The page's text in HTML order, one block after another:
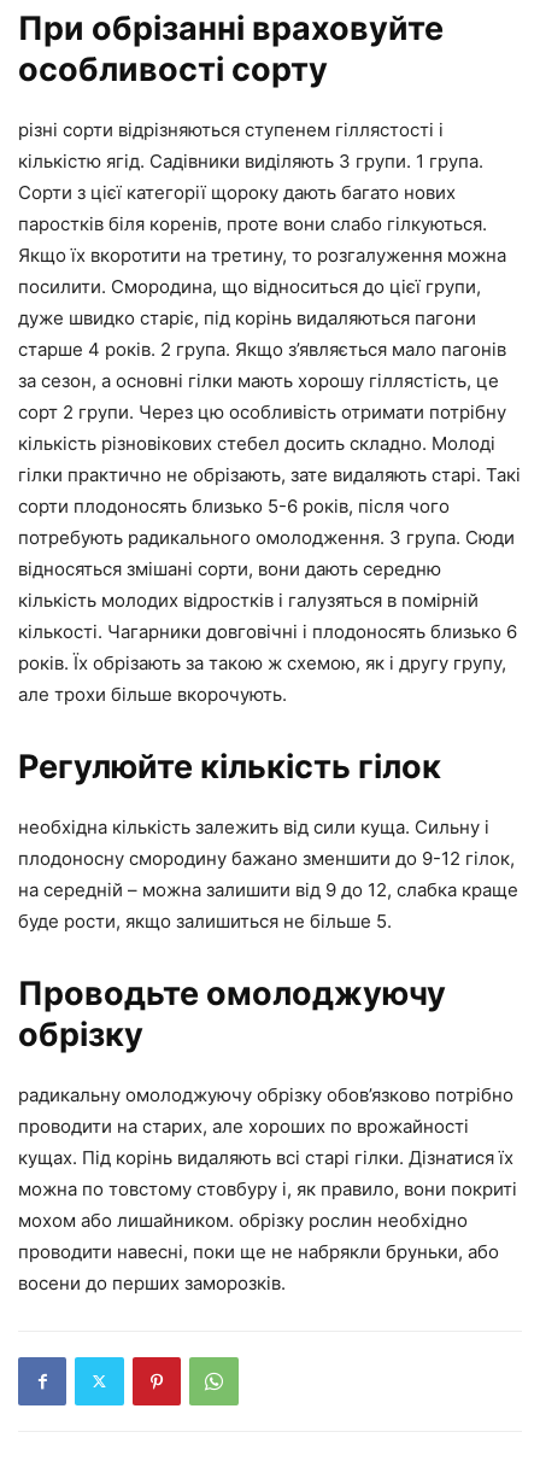
При обрізанні враховуйте
особливості сорту
різні сорти відрізняються ступенем гіллястості і
кількістю ягід. Садівники виділяють 3 групи. 1 група.
Сорти з цієї категорії щороку дають багато нових
паростків біля коренів, проте вони слабо гілкуються.
Якщо їх вкоротити на третину, то розгалуження можна
посилити. Смородина, що відноситься до цієї групи,
дуже швидко старіє, під корінь видаляються пагони
старше 4 років. 2 група. Якщо з’являється мало пагонів
за сезон, а основні гілки мають хорошу гіллястість, це
сорт 2 групи. Через цю особливість отримати потрібну
кількість різновікових стебел досить складно. Молоді
гілки практично не обрізають, зате видаляють старі. Такі
сорти плодоносять близько 5-6 років, після чого
потребують радикального омолодження. 3 група. Сюди
відносяться змішані сорти, вони дають середню
кількість молодих відростків і галузяться в помірній
кількості. Чагарники довговічні і плодоносять близько 6
років. Їх обрізають за такою ж схемою, як і другу групу,
але трохи більше вкорочують.
Регулюйте кількість гілок
необхідна кількість залежить від сили куща. Сильну і
плодоносну смородину бажано зменшити до 9-12 гілок,
на середній – можна залишити від 9 до 12, слабка краще
буде рости, якщо залишиться не більше 5.
Проводьте омолоджуючу
обрізку
радикальну омолоджуючу обрізку обов’язково потрібно
проводити на старих, але хороших по врожайності
кущах. Під корінь видаляють всі старі гілки. Дізнатися їх
можна по товстому стовбуру і, як правило, вони покриті
мохом або лишайником. обрізку рослин необхідно
проводити навесні, поки ще не набрякли бруньки, або
восени до перших заморозків.